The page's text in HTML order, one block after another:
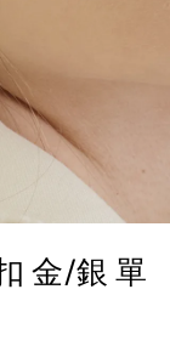
金/銀 單